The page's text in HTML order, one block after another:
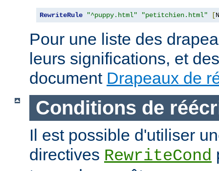
RewriteRule "^puppy.html" "petitchien.html" [
Pour une liste des
leurs significations, et
document Drapeaux de
Conditions de
Il est possible d'utiliser
directives RewriteCond